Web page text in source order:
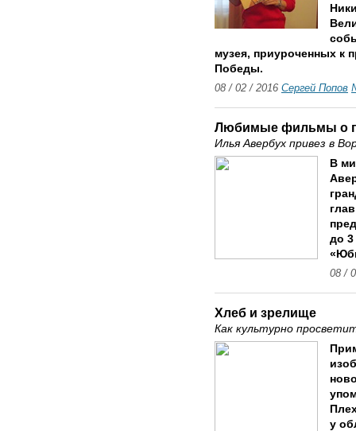
музея, приуроченных к
Победы.
08 / 02 / 2016 Сергей Попов
Любимые фильмы о
Илья Авербух привез в
В
до 3
08 /
Хлеб и зрелище
Как культурно
у